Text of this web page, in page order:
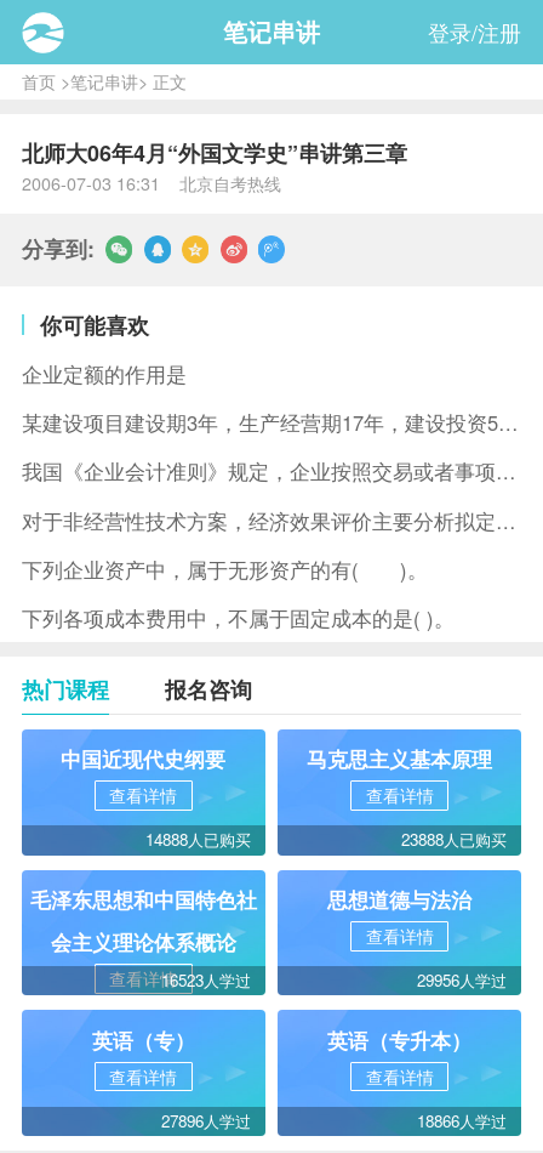
笔记串讲 登录/注册
首页>笔记串讲> 正文
北师大06年4月“外国文学史”串讲第三章
2006-07-03 16:31 北京自考热线
分享到:
你可能喜欢
企业定额的作用是
某建设项目建设期3年，生产经营期17年，建设投资5500万元
我国《企业会计准则》规定，企业按照交易或者事项的经济特征确定
对于非经营性技术方案，经济效果评价主要分析拟定方案的( )。
下列企业资产中，属于无形资产的有( )。
下列各项成本费用中，不属于固定成本的是( )。
热门课程 报名咨询
中国近现代史纲要
查看详情
14888人已购买
马克思主义基本原理
查看详情
23888人已购买
毛泽东思想和中国特色社
会主义理论体系概论
查看详情16523人学过
思想道德与法治
查看详情
29956人学过
英语（专）
查看详情
27896人学过
英语（专升本）
查看详情
18866人学过